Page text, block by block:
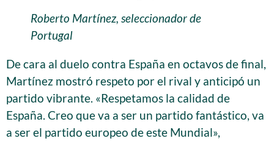
Roberto Martínez, seleccionador de
Portugal
De cara al duelo contra España en octavos de final,
Martínez mostró respeto por el rival y anticipó un
partido vibrante. «Respetamos la calidad de
España. Creo que va a ser un partido fantástico, va
a ser el partido europeo de este Mundial»,